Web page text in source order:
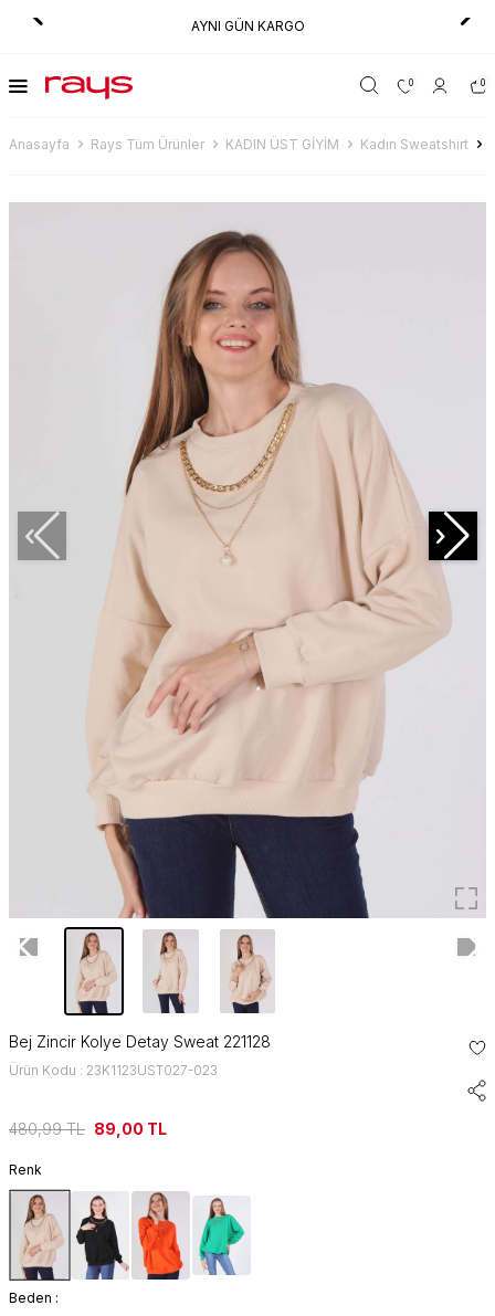
AYNI GÜN KARGO
0 0
Anasayfa Rays Tüm Ürünler KADIN ÜST GİYİM Kadın Sweatshirt
Bej Zincir Kolye Detay Sweat 221128
Ürün Kodu : 23K1123UST027-023
480,99TL 89,00 TL
Renk
Beden :